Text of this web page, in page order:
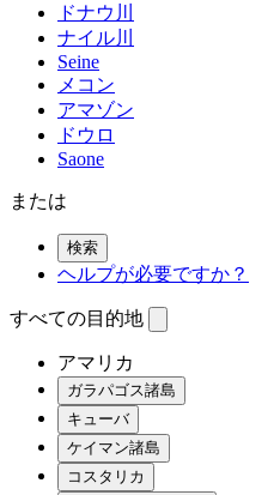
ドナウ川
ナイル川
Seine
メコン
アマゾン
ドウロ
Saone
または
検索
ヘルプが必要ですか？
すべての目的地
アマリカ
ガラパゴス諸島
キューバ
ケイマン諸島
コスタリカ